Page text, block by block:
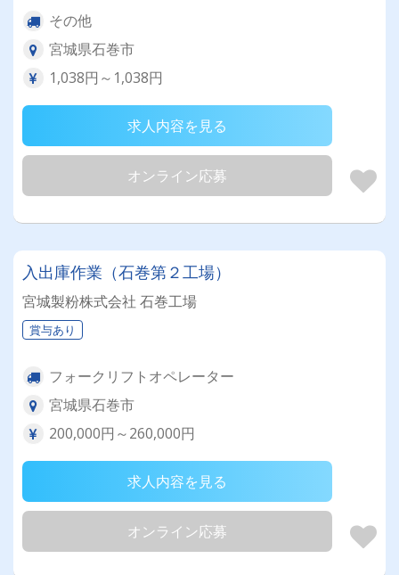
その他
宮城県石巻市
1,038円～1,038円
求人内容を見る
オンライン応募
入出庫作業（石巻第２工場）
宮城製粉株式会社 石巻工場
賞与あり
フォークリフトオペレーター
宮城県石巻市
200,000円～260,000円
求人内容を見る
オンライン応募